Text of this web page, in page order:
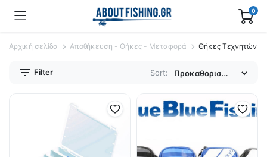
0
Αρχική σελίδα Αποθήκευση - Θήκες - Μεταφορά Θήκες Τεχνητών
Filter Sort: